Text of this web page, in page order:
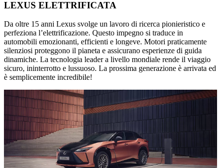
LEXUS ELETTRIFICATA
Da oltre 15 anni Lexus svolge un lavoro di ricerca pionieristico e
perfeziona l’elettrificazione. Questo impegno si traduce in
automobili emozionanti, efficienti e longeve. Motori praticamente
silenziosi proteggono il pianeta e assicurano esperienze di guida
dinamiche. La tecnologia leader a livello mondiale rende il viaggio
sicuro, ininterrotto e lussuoso. La prossima generazione è arrivata ed
è semplicemente incredibile!